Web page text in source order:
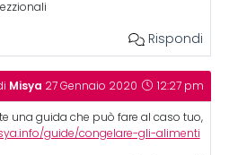
Rispondi
Misya 27 Gennaio 2020 12:27 pm
una guida che può fare al caso tuo,
guide/congelare-gli-alimenti